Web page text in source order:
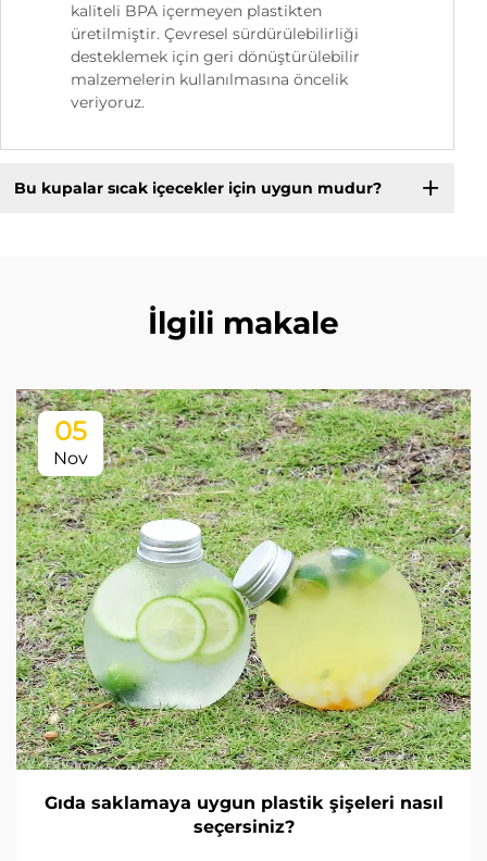
kaliteli BPA içermeyen plastikten
üretilmiştir. Çevresel sürdürülebilirliği
desteklemek için geri dönüştürülebilir
malzemelerin kullanılmasına öncelik
veriyoruz.
Bu kupalar sıcak içecekler için uygun mudur?
İlgili makale
05
Nov
Gıda saklamaya uygun plastik şişeleri nasıl
seçersiniz?